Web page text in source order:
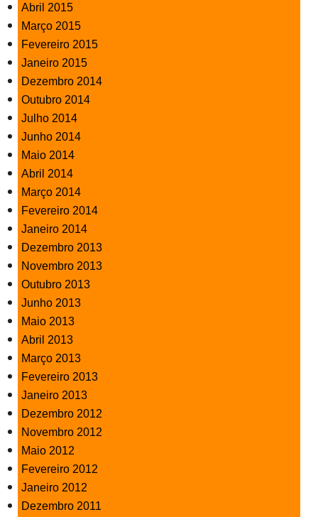
Abril 2015
Março 2015
Fevereiro 2015
Janeiro 2015
Dezembro 2014
Outubro 2014
Julho 2014
Junho 2014
Maio 2014
Abril 2014
Março 2014
Fevereiro 2014
Janeiro 2014
Dezembro 2013
Novembro 2013
Outubro 2013
Junho 2013
Maio 2013
Abril 2013
Março 2013
Fevereiro 2013
Janeiro 2013
Dezembro 2012
Novembro 2012
Maio 2012
Fevereiro 2012
Janeiro 2012
Dezembro 2011